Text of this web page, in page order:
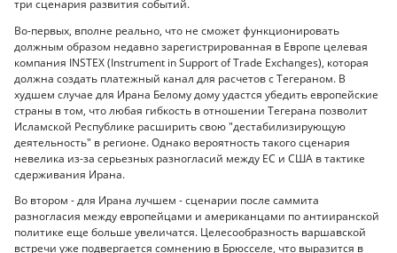
три сценария развития событий.
Во-первых, вполне реально, что не сможет функционировать
должным образом недавно зарегистрированная в Европе целевая
компания INSTEX (Instrument in Support of Trade Exchanges), которая
должна создать платежный канал для расчетов с Тегераном. В
худшем случае для Ирана Белому дому удастся убедить европейские
страны в том, что любая гибкость в отношении Тегерана позволит
Исламской Республике расширить свою "дестабилизирующую
деятельность" в регионе. Однако вероятность такого сценария
невелика из-за серьезных разногласий между ЕС и США в тактике
сдерживания Ирана.
Во втором - для Ирана лучшем - сценарии после саммита
разногласия между европейцами и американцами по антииранской
политике еще больше увеличатся. Целесообразность варшавской
встречи уже подвергается сомнению в Брюсселе, что выразится в